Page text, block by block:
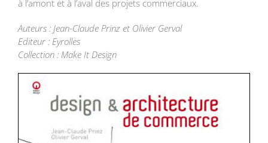
à l’amont et à l’aval des projets commerciaux.
Auteurs : Jean-Claude Prinz et Olivier Gerval
Editeur : Eyrolles
Collection : Make It Design